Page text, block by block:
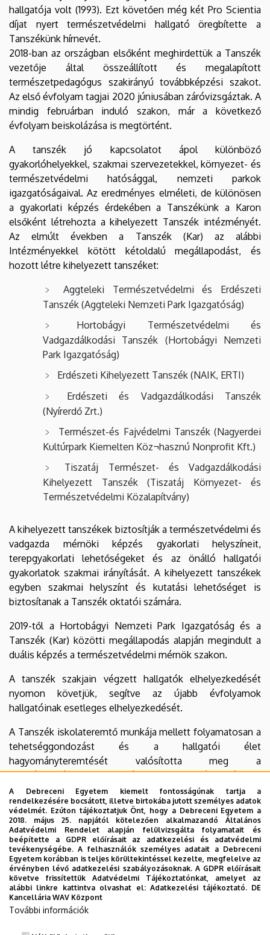
hallgatója volt (1993). Ezt követően még két Pro Scientia
díjat nyert természetvédelmi hallgató öregbítette a
Tanszékünk hírnevét.
2018-ban az országban elsőként meghirdettük a Tanszék
vezetője által összeállított és megalapított
természetpedagógus szakirányú továbbképzési szakot.
Az első évfolyam tagjai 2020 júniusában záróvizsgáztak. A
mindig februárban induló szakon, már a következő
évfolyam beiskolázása is megtörtént.
A tanszék jó kapcsolatot ápol különböző
gyakorlóhelyekkel, szakmai szervezetekkel, környezet- és
természetvédelmi hatósággal, nemzeti parkok
igazgatóságaival. Az eredményes elméleti, de különösen
a gyakorlati képzés érdekében a Tanszékünk a Karon
elsőként létrehozta a kihelyezett Tanszék intézményét.
Az elmúlt években a Tanszék (Kar) az alábbi
Intézményekkel kötött kétoldalú megállapodást, és
hozott létre kihelyezett tanszéket:
Aggteleki Természetvédelmi és Erdészeti
Tanszék (Aggteleki Nemzeti Park Igazgatóság)
Hortobágyi Természetvédelmi és
Vadgazdálkodási Tanszék (Hortobágyi Nemzeti
Park Igazgatóság)
Erdészeti Kihelyezett Tanszék (NAIK, ERTI)
Erdészeti és Vadgazdálkodási Tanszék
(Nyírerdő Zrt.)
Természet-és Fajvédelmi Tanszék (Nagyerdei
Kultúrpark Kiemelten Köz¬hasznú Nonprofit Kft.)
Tiszatáj Természet- és Vadgazdálkodási
Kihelyezett Tanszék (Tiszatáj Környezet- és
Természetvédelmi Közalapítvány)
A kihelyezett tanszékek biztosítják a természetvédelmi és
vadgazda mérnöki képzés gyakorlati helyszíneit,
terepgyakorlati lehetőségeket és az önálló hallgatói
gyakorlatok szakmai irányítását. A kihelyezett tanszékek
egyben szakmai helyszínt és kutatási lehetőséget is
biztosítanak a Tanszék oktatói számára.
2019-től a Hortobágyi Nemzeti Park Igazgatóság és a
Tanszék (Kar) közötti megállapodás alapján megindult a
duális képzés a természetvédelmi mérnök szakon.
A tanszék szakjain végzett hallgatók elhelyezkedését
nyomon követjük, segítve az újabb évfolyamok
hallgatóinak esetleges elhelyezkedését.
A Tanszék iskolateremtő munkája mellett folyamatosan a
tehetséggondozást és a hallgatói élet
hagyományteremtését valósította meg a
Természetvédelmi tehetségnapok, Természetvédelmi
Szakhét és a Természetvédelmi, vadgazda Szakest
megteremtésével. A Természetvédelmi Szakhetet és a
kétfordulós Természetvédelmi tehetségnapokat a
Tanszék először 2011-ben rendezte meg, majd ezt
követően évente folyamatosan.
Tanszékünk megalapította és elsőként megrendezte az
Országos Felsőoktatási Természetvédelmi Vetélkedőt.
2017-ben a Tanszék megszervezte öt egyetemi kar
hallgatóinak részvételével az Országos Felsőoktatási
Természetvédelmi Vetélkedőt.
A Debreceni Egyetem kiemelt fontosságúnak tartja a
rendelkezésére bocsátott, illetve birtokába jutott személyes adatok
védelmét. Ezúton tájékoztatjuk Önt, hogy a Debreceni Egyetem a
2018. május 25. napjától kötelezően alkalmazandó Általános
Adatvédelmi Rendelet alapján felülvizsgálta folyamatait és
beépítette a GDPR előírásait az adatkezelési és adatvédelmi
tevékenységébe. A felhasználók személyes adatait a Debreceni
Egyetem korábban is teljes körültekintéssel kezelte, megfelelve az
érvényben lévő adatkezelési szabályozásoknak. A GDPR előírásait
követve frissítettük Adatvédelmi Tájékoztatónkat, amelyet az
alábbi linkre kattintva olvashat el:Adatkezelési tájékoztató. DE
Kancellária WAV Központ
További információk